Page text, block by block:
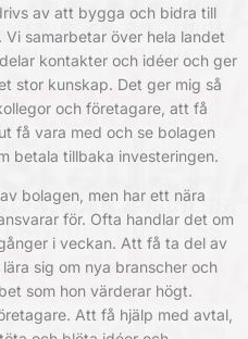
av att bygga och bidra till
samarbetar över hela landet
kontakter och idéer och ger
stor kunskap. Det ger mig så
och företagare, att få
få vara med och se bolagen
betala tillbaka investeringen.
bolagen, men har ett nära
för. Ofta handlar det om
i veckan. Att få ta del av
sig om nya branscher och
som hon värderar högt.
Att få hjälp med avtal,